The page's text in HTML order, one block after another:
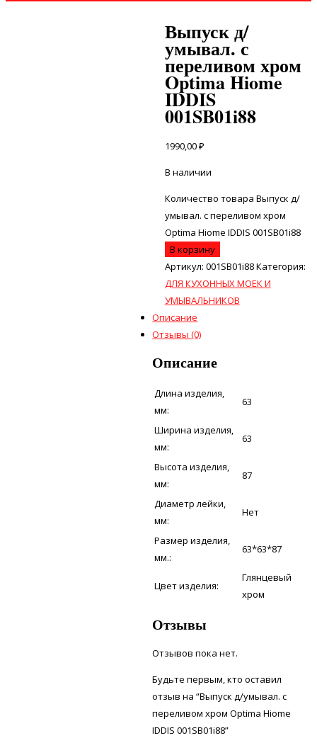
Выпуск д/
умывал. с
переливом хром
Optima Hiome
IDDIS
001SB01i88
1990,00₽
В наличии
Количество товара Выпуск д/
умывал. с переливом хром
Optima Hiome IDDIS 001SB01i88
В корзину
Артикул: 001SB01i88Категория:
ДЛЯ КУХОННЫХ МОЕК И
УМЫВАЛЬНИКОВ
Описание
Отзывы (0)
Описание
Длина изделия,
мм:
63
Ширина изделия,
мм:
63
Высота изделия,
мм:
87
Диаметр лейки,
мм:
Нет
Размер изделия,
мм.:
63*63*87
Цвет изделия:
Глянцевый
хром
Отзывы
Отзывов пока нет.
Будьте первым, кто оставил
отзыв на “Выпуск д/умывал. с
переливом хром Optima Hiome
IDDIS 001SB01i88”